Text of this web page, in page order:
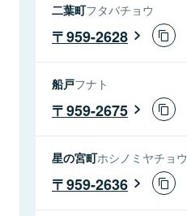
二葉町フタバチョウ
959-2628
船戸フナト
959-2675
星の宮町ホシノミヤチョウ
959-2636